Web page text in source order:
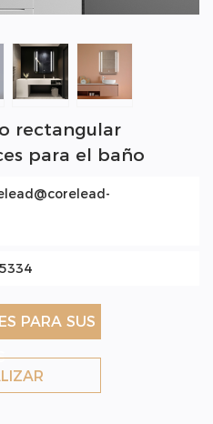
rectangular
para el baño
PARA SUS